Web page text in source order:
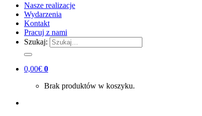
Nasze realizacje
Wydarzenia
Kontakt
Pracuj z nami
Szukaj:
0,00€ 0
Brak produktów w koszyku.